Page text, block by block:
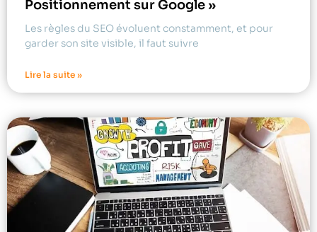
Positionnement sur Google »
Les règles du SEO évoluent constamment, et pour
garder son site visible, il faut suivre
Lire la suite »